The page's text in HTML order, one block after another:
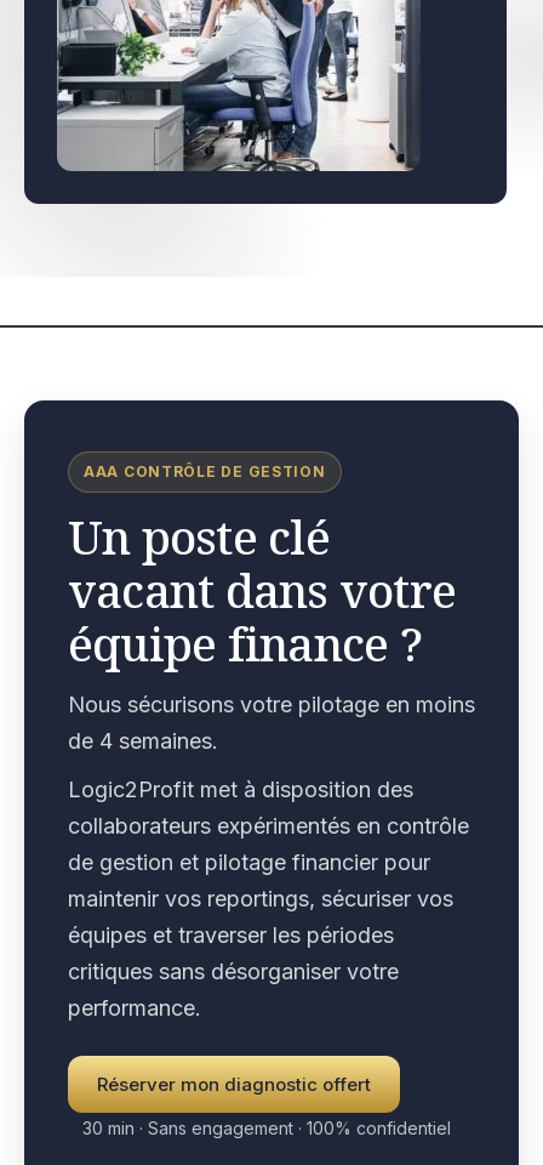
AAA CONTRÔLE DE GESTION
Un poste clé
vacant dans votre
équipe finance ?
Nous sécurisons votre pilotage en moins
de 4 semaines.
Logic2Profit met à disposition des
collaborateurs expérimentés en contrôle
de gestion et pilotage financier pour
maintenir vos reportings, sécuriser vos
équipes et traverser les périodes
critiques sans désorganiser votre
performance.
Réserver mon diagnostic offert
30 min · Sans engagement · 100% confidentiel